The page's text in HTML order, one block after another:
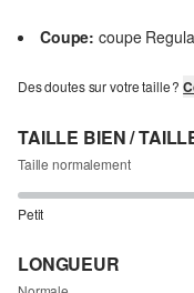
Coupe: coupe
Des doutes sur votre taille ?
TAILLE BIEN /
Taille normalement
Petit
LONGUEUR